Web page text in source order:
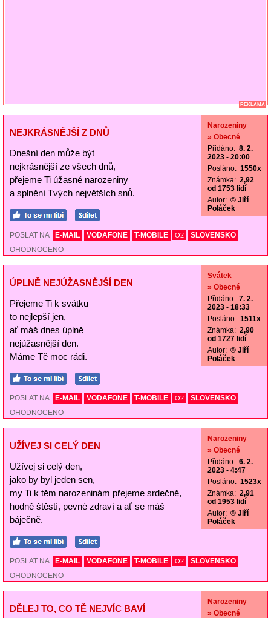
REKLAMA
NEJKRÁSNĚJŠÍ Z DNŮ
Dnešní den může být
nejkrásnější ze všech dnů,
přejeme Ti úžasné narozeniny
a splnění Tvých největších snů.
Narozeniny
» Obecné
Přidáno: 8. 2.
2023 - 20:00
Posláno: 1550x
Známka: 2,92
od 1753 lidí
Autor: © Jiří
Poláček
POSLAT NA E-MAIL VODAFONE T-MOBILE O2
SLOVENSKO
OHODNOCENO
ÚPLNĚ NEJÚŽASNĚJŠÍ DEN
Přejeme Ti k svátku
to nejlepší jen,
ať máš dnes úplně
nejúžasnější den.
Máme Tě moc rádi.
Svátek
» Obecné
Přidáno: 7. 2.
2023 - 18:33
Posláno: 1511x
Známka: 2,90
od 1727 lidí
Autor: © Jiří
Poláček
POSLAT NA E-MAIL VODAFONE T-MOBILE O2
SLOVENSKO
OHODNOCENO
UŽÍVEJ SI CELÝ DEN
Užívej si celý den,
jako by byl jeden sen,
my Ti k těm narozeninám přejeme srdečně,
hodně štěstí, pevné zdraví a ať se máš
báječně.
Narozeniny
» Obecné
Přidáno: 6. 2.
2023 - 4:47
Posláno: 1523x
Známka: 2,91
od 1953 lidí
Autor: © Jiří
Poláček
POSLAT NA E-MAIL VODAFONE T-MOBILE O2
SLOVENSKO
OHODNOCENO
DĚLEJ TO, CO TĚ NEJVÍC BAVÍ
Narozeniny
» Obecné